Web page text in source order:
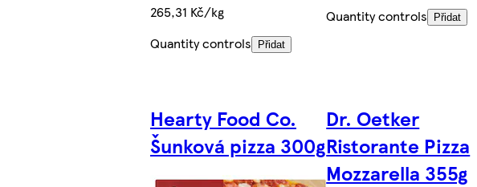
265,31 Kč/kg
Quantity controls
Přidat
Quantity controls
Přidat
Hearty Food Co.
Šunková pizza 300g
Dr. Oetker
Ristorante Pizza
Mozzarella 355g